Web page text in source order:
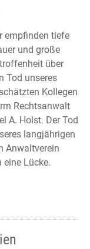
empfinden tiefe
und große
über
Tod unseres
Kollegen
Rechtsanwalt
A. Holst. Der Tod
langjährigen
Anwaltverein
eine Lücke.